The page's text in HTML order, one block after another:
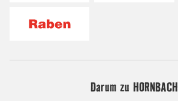
Darum zu HORNBACH